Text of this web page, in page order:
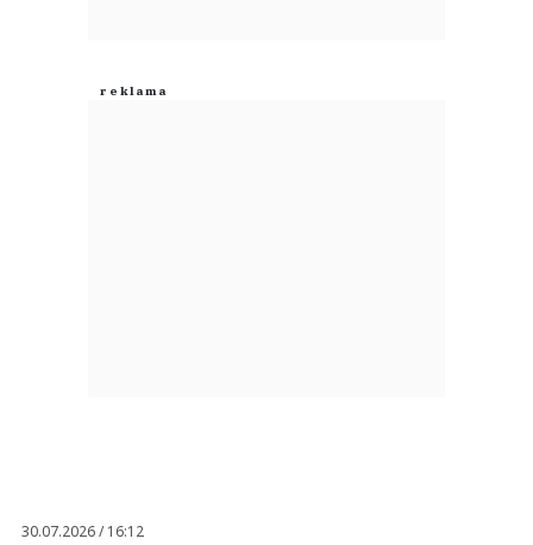
30.07.2026 / 16:12